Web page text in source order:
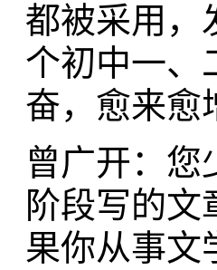
都被采用，
个初中一、
奋，愈来愈
曾广开：您
阶段写的
果你从事文